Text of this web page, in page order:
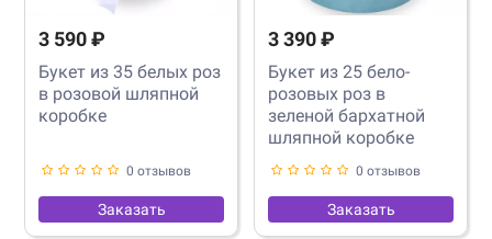
3 590 ₽
Букет из 35 белых роз
в розовой шляпной
коробке
0 отзывов
Заказать
3 390 ₽
Букет из 25 бело-
розовых роз в
зеленой бархатной
шляпной коробке
0 отзывов
Заказать